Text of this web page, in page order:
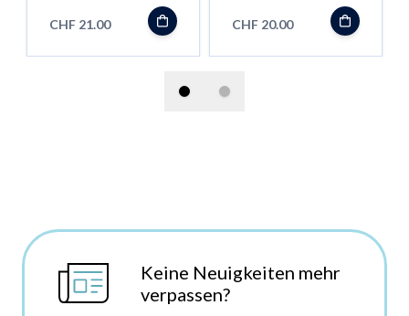
CHF 21.00 CHF 20.00
Keine Neuigkeiten mehr
verpassen?